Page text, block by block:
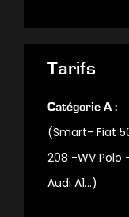
Tarifs
Catégorie A :
(Smart- Fiat
208 -WV Polo
Audi A1…)